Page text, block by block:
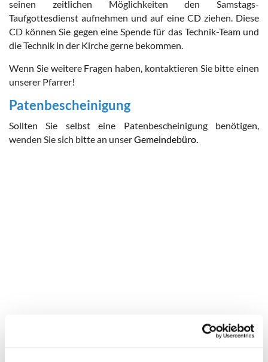
seinen zeitlichen Möglichkeiten den Samstags-
Taufgottesdienst aufnehmen und auf eine CD ziehen. Diese
CD können Sie gegen eine Spende für das Technik-Team und
die Technik in der Kirche gerne bekommen.
Wenn Sie weitere Fragen haben, kontaktieren Sie bitte einen
unserer Pfarrer!
Patenbescheinigung
Sollten Sie selbst eine Patenbescheinigung benötigen,
wenden Sie sich bitte an unserGemeindebüro.